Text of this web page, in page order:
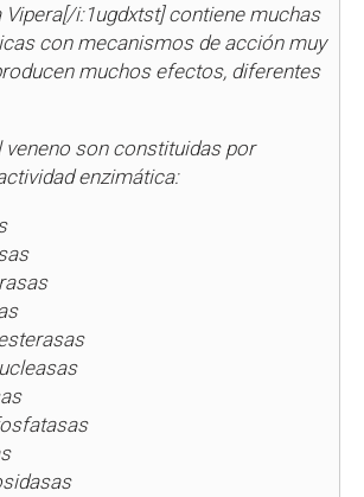
Vipera[/i:1ugdxtst] contiene muchas
con mecanismos de acción muy
muchos efectos, diferentes
veneno son constituidas por
enzimática: